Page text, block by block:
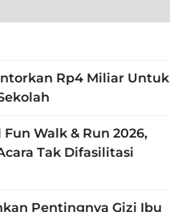
Rp4 Miliar Untuk
Walk & Run 2026,
Tak Difasilitasi
Pentingnya Gizi Ibu